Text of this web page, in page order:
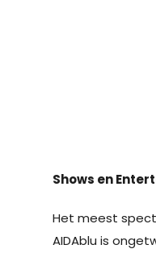
Shows en
Het meest
AIDAblu is